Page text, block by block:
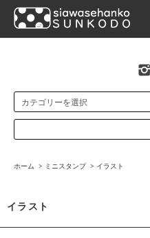
ホーム > ミニスタンプ > イラスト
イラスト